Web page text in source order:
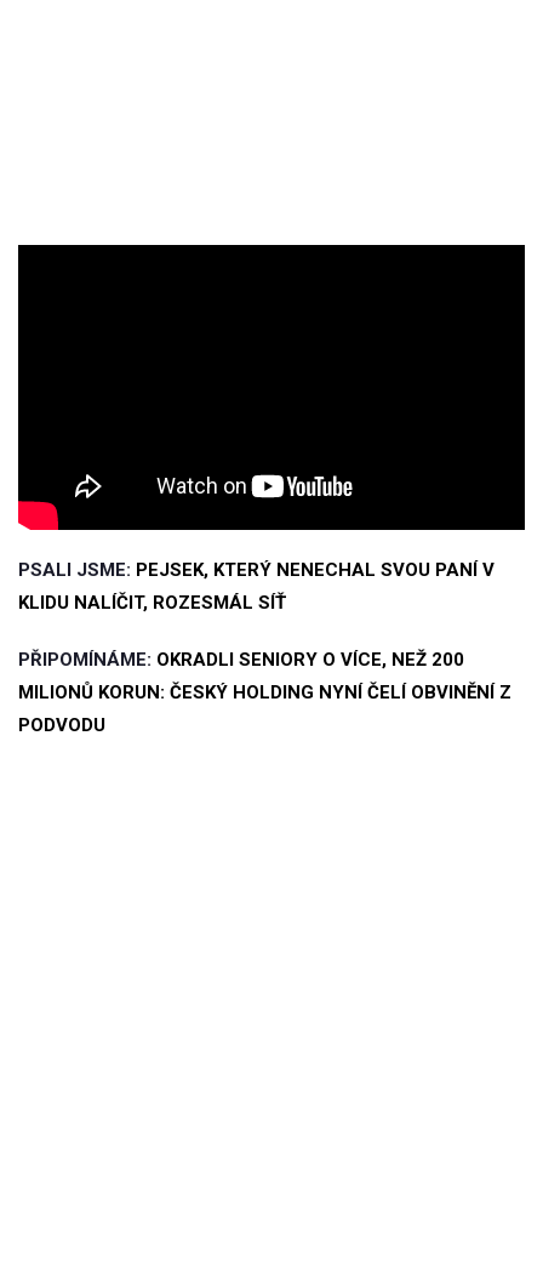
PSALI JSME: PEJSEK, KTERÝ NENECHAL SVOU PANÍ V
KLIDU NALÍČIT, ROZESMÁL SÍŤ
PŘIPOMÍNÁME: OKRADLI SENIORY O VÍCE, NEŽ 200
MILIONŮ KORUN: ČESKÝ HOLDING NYNÍ ČELÍ OBVINĚNÍ Z
PODVODU